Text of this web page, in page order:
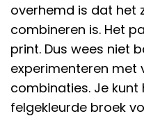
overhemd is dat het
combineren is. Het
print. Dus wees niet
experimenteren met
combinaties. Je
felgekleurde broek